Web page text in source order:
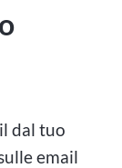
dal tuo
email